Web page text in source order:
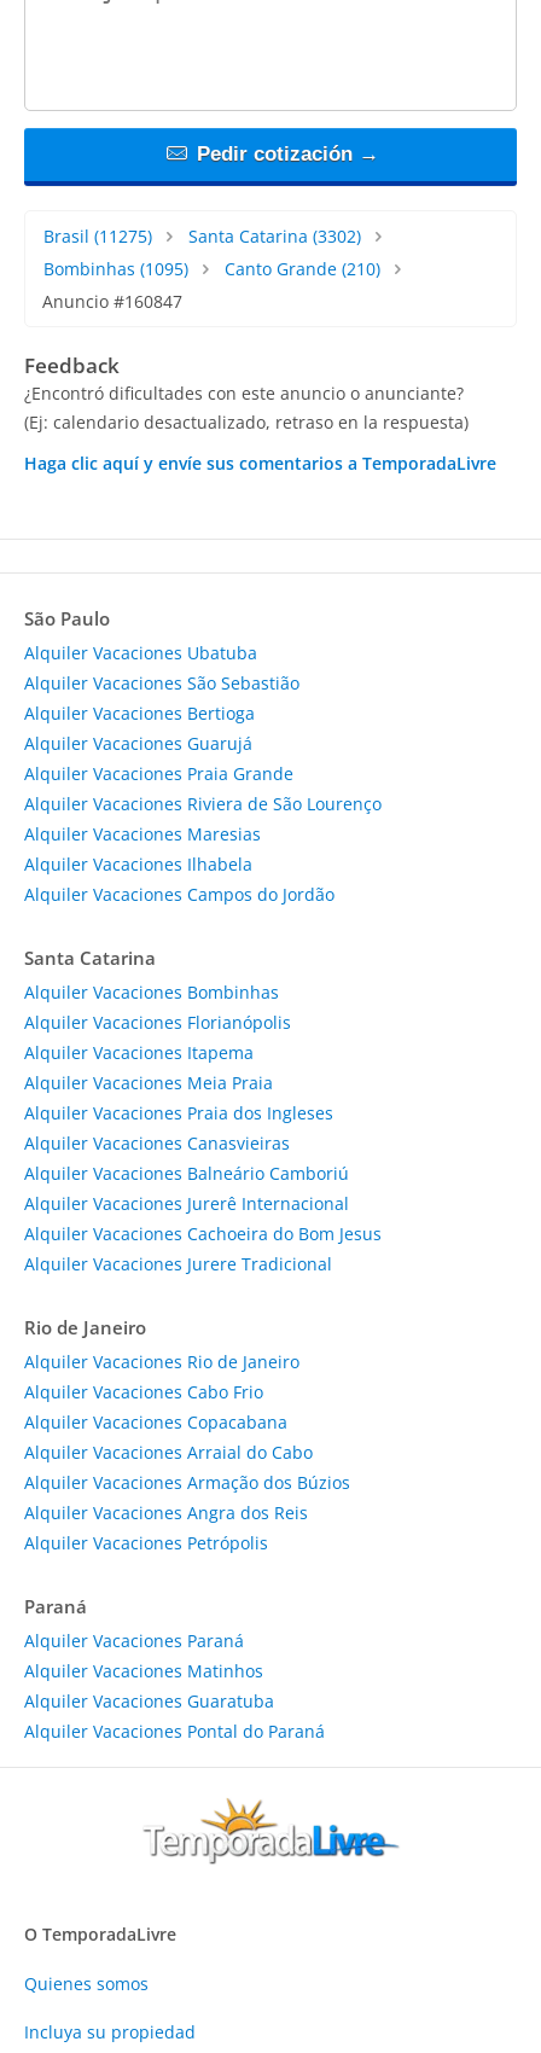
Pedir cotización →
Brasil (11275) Santa Catarina (3302)
Bombinhas (1095) Canto Grande(210)
Anuncio #160847
Feedback
¿Encontró dificultades con este anuncio o anunciante?
(Ej: calendario desactualizado, retraso en la respuesta)
Haga clic aquí y envíe sus comentarios a TemporadaLivre
São Paulo
Alquiler Vacaciones Ubatuba
Alquiler Vacaciones São Sebastião
Alquiler Vacaciones Bertioga
Alquiler Vacaciones Guarujá
Alquiler Vacaciones Praia Grande
Alquiler Vacaciones Riviera de São Lourenço
Alquiler Vacaciones Maresias
Alquiler Vacaciones Ilhabela
Alquiler Vacaciones Campos do Jordão
Santa Catarina
Alquiler Vacaciones Bombinhas
Alquiler Vacaciones Florianópolis
Alquiler Vacaciones Itapema
Alquiler Vacaciones Meia Praia
Alquiler Vacaciones Praia dos Ingleses
Alquiler Vacaciones Canasvieiras
Alquiler Vacaciones Balneário Camboriú
Alquiler Vacaciones Jurerê Internacional
Alquiler Vacaciones Cachoeira do Bom Jesus
Alquiler Vacaciones Jurere Tradicional
Rio de Janeiro
Alquiler Vacaciones Rio de Janeiro
Alquiler Vacaciones Cabo Frio
Alquiler Vacaciones Copacabana
Alquiler Vacaciones Arraial do Cabo
Alquiler Vacaciones Armação dos Búzios
Alquiler Vacaciones Angra dos Reis
Alquiler Vacaciones Petrópolis
Paraná
Alquiler Vacaciones Paraná
Alquiler Vacaciones Matinhos
Alquiler Vacaciones Guaratuba
Alquiler Vacaciones Pontal do Paraná
O TemporadaLivre
Quienes somos
Incluya su propiedad